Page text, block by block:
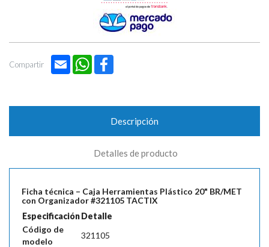
Compartir Email WhatsApp
Descripción
Detalles de producto
Ficha técnica – Caja Herramientas Plástico 20" BR/MET
con Organizador #321105 TACTIX
EspecificaciónDetalle
Código de
modelo
321105